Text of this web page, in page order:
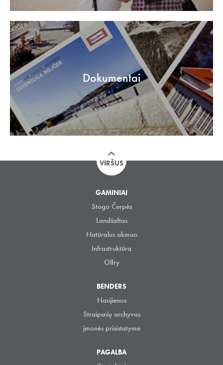
Dokumentai
VIRŠUS
GAMINIAI
Stogo Čerpės
Landšaftas
Natūralus akmuo
Infrastruktūra
Olfry
BENDERS
Naujienos
Straipsnių archyvas
įmonės prisistatyme
PAGALBA